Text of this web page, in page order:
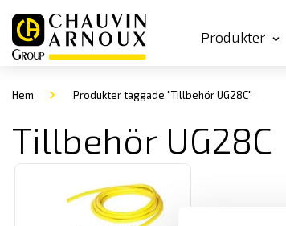
Produkter
Hem Produkter taggade "Tillbehör UG28C"
Tillbehör UG28C